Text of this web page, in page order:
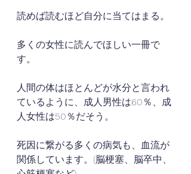
読めば読むほど自分に当てはまる。
多くの女性に読んでほしい一冊で
す。
人間の体はほとんどが水分と言われ
ているように、成人男性は60％、成
人女性は50％だそう。
死因に繋がる多くの病気も、血流が
関係しています。(脳梗塞、脳卒中、